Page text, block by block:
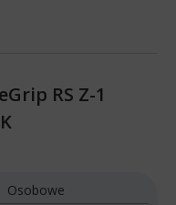
RS Z-1
Osobowe